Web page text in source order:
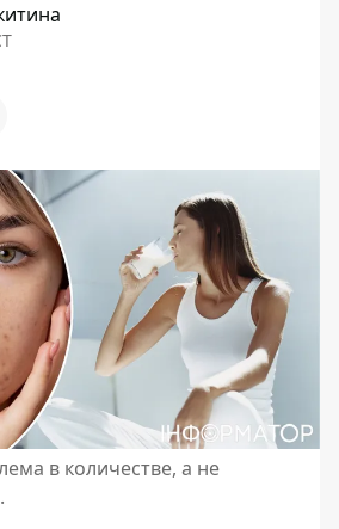
в количестве, а не